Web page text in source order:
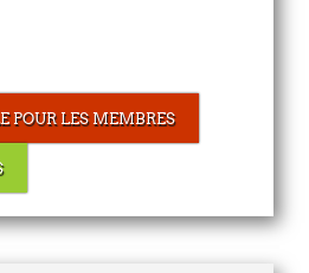
POUR LES MEMBRES